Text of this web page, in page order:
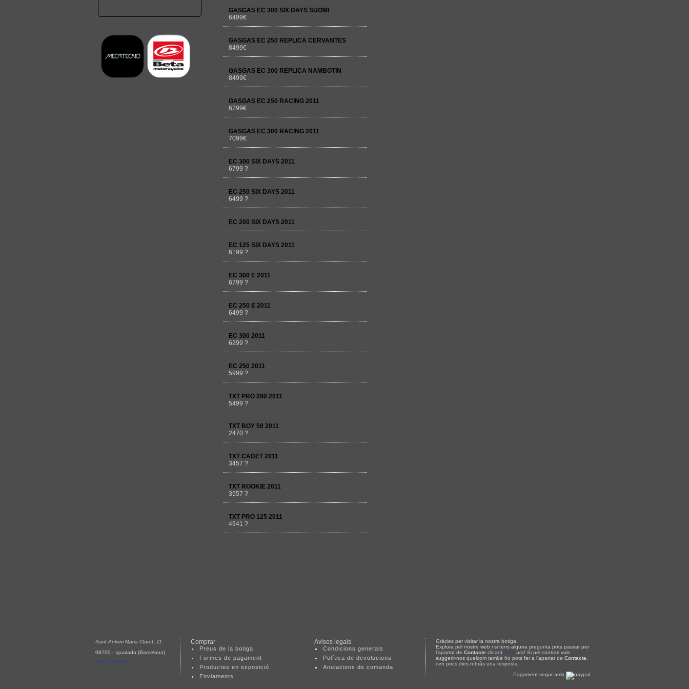
GASGAS EC 300 SIX DAYS SUOMI
6499€
GASGAS EC 250 REPLICA CERVANTES
8499€
GASGAS EC 300 REPLICA NAMBOTIN
8499€
GASGAS EC 250 RACING 2011
6799€
GASGAS EC 300 RACING 2011
7099€
EC 300 SIX DAYS 2011
6799 ?
EC 250 SIX DAYS 2011
6499 ?
EC 200 SIX DAYS 2011
EC 125 SIX DAYS 2011
6199 ?
EC 300 E 2011
6799 ?
EC 250 E 2011
6499 ?
EC 300 2011
6299 ?
EC 250 2011
5999 ?
TXT PRO 280 2011
5499 ?
TXT BOY 50 2011
2470 ?
TXT CADET 2011
3457 ?
TXT ROOKIE 2011
3557 ?
TXT PRO 125 2011
4941 ?
Sant Antoni Maria Claret, 11
08700 - Igualada (Barcelona)
Mapa i direcció
Comprar
Preus de la botiga
Formes de pagament
Productes en exposició
Enviaments
Avisos legals
Condicions generals
Política de devolucions
Anulacions de comanda
Gràcies per visitar la nostra botiga!
Explora pel nostre web i si tens alguna pregunta pots passar per
l'apartat deContacte clicantaquí ara! Si pel contrari vols
suggerir-nos quelcom també ho pots fer a l'apartat de Contacte
i en pocs dies rebràs una resposta.
Pagament segur amb